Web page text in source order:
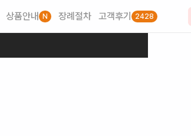
상품안내 N 장례절차 고객후기 2428